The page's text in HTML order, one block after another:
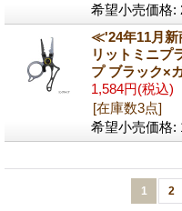
希望小売価格:
≪'24年11月新
リットミニプ
プ ブラック×
1,584円(税込)
[在庫数3点]
希望小売価格:
1 2